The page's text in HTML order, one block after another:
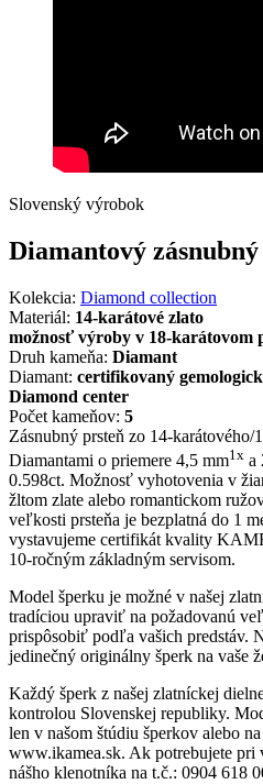
Slovenský výrobok
Diamantový
Kolekcia: Diamond collection
Materiál: 14-karátové zlato
možnosť výroby v 18-karátovom
Druh kameňa: Diamant
Diamant: certifikovaný
Diamond center
Počet kameňov: 5
Zásnubný prsteň zo 14-karátového/
Diamantami o priemere 4,5 mm1x a
0.598ct. Možnosť vyhotovenia v
žltom zlate alebo romantickom
veľkosti prsteňa je bezplatná do 1
vystavujeme certifikát kvality
10-ročným základným servisom.
Model šperku je možné v našej
tradíciou upraviť na požadovanú
prispôsobiť podľa vašich predstáv.
jedinečný originálny šperk na vaše
Každý šperk z našej zlatníckej
kontrolou Slovenskej republiky.
len v našom štúdiu šperkov alebo
www.ikamea.sk. Ak potrebujete
nášho klenotníka na t.č.: 0904 618